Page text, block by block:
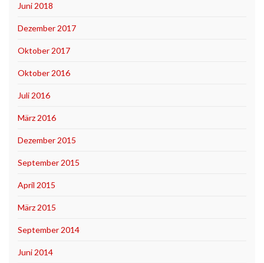
Juni 2018
Dezember 2017
Oktober 2017
Oktober 2016
Juli 2016
März 2016
Dezember 2015
September 2015
April 2015
März 2015
September 2014
Juni 2014